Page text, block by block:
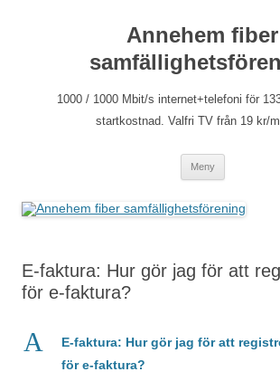
Annehem fiber
1000 / 1000 Mbit/s internet+telefoni för
startkostnad. Valfri TV från 19 kr/
Meny
E-faktura: Hur gör jag för att
för e-faktura?
A
E-faktura: Hur gör jag för att
för e-faktura?